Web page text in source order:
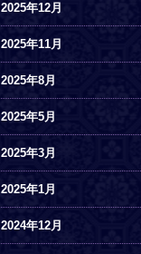
2025年12月
2025年11月
2025年8月
2025年5月
2025年3月
2025年1月
2024年12月